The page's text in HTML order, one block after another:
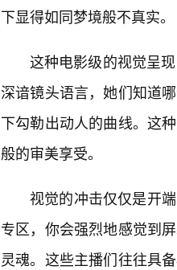
下显得如同梦境般不真实。
这种电影级的视觉呈
深谙镜头语言，她们知道
下勾勒出动人的曲线。这
般的审美享受。
视觉的冲击仅仅是开
专区，你会强烈地感觉到
灵魂。这些主播们往往具